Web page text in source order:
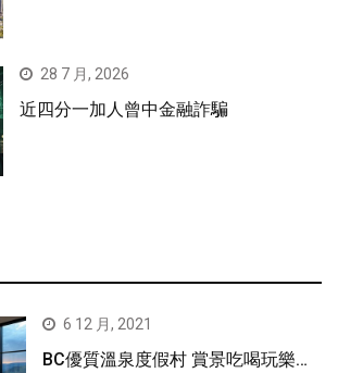
28 7 月, 2026
近四分一加人曾中金融詐騙
6 12 月, 2021
BC優質溫泉度假村 賞景吃喝玩樂…